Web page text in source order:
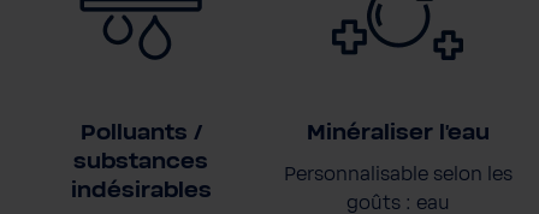
Polluants /
substances
indésirables
Minéraliser l'eau
Personnalisable selon les
goûts : eau